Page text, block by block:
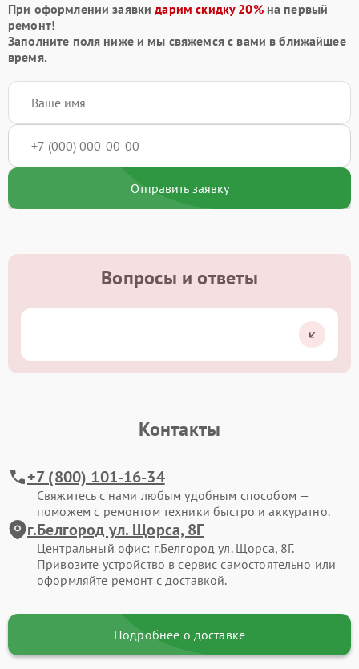
При оформлении заявкидарим скидку 20%на первый
ремонт!
Заполните поля ниже и мы свяжемся с вами в ближайшее
время.
Отправить заявку
Вопросы и ответы
Контакты
+7 (800) 101-16-34
Свяжитесь с нами любым удобным способом —
поможем с ремонтом техники быстро и аккуратно.
г.Белгород ул. Щорса, 8Г
Центральный офис: г.Белгород ул. Щорса, 8Г.
Привозите устройство в сервис самостоятельно или
оформляйте ремонт с доставкой.
Подробнее о доставке